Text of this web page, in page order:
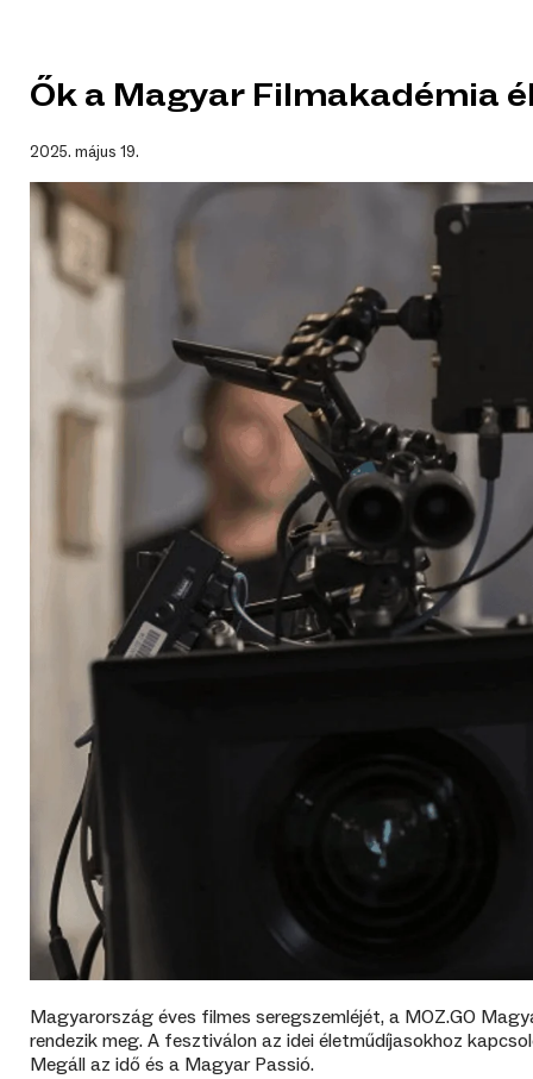
Ők a Magyar Filmakadémia
2025. május 19.
Magyarország éves filmes seregszemléjét, a MOZ.GO
rendezik meg. A fesztiválon az idei életműdíjasokhoz
Megáll az idő és a Magyar Passió.